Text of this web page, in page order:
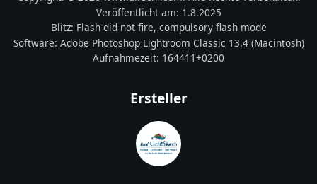
Veröffentlicht am: 1.8.2025
Blitz: Flash did not fire, compulsory flash mode
Software: Adobe Photoshop Lightroom Classic 13.4 (Macintosh)
Aufnahmezeit: 164411+0200
Ersteller